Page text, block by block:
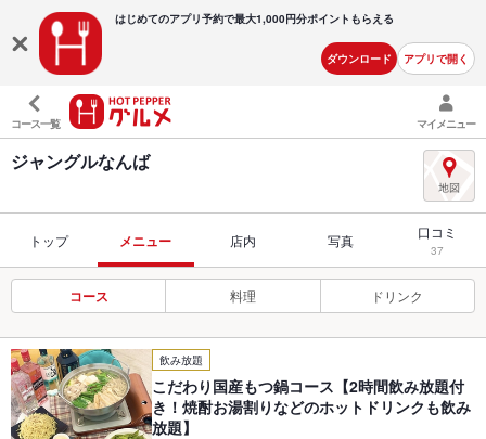
はじめてのアプリ予約で最大1,000円分ポイントもらえる
ダウンロード アプリで開く
コース一覧 マイメニュー
ジャングルなんば
トップ メニュー 店内 写真 口コミ
37
コース 料理 ドリンク
飲み放題
こだわり国産もつ鍋コース【2時間飲み放題付
き！焼酎お湯割りなどのホットドリンクも飲み
放題】